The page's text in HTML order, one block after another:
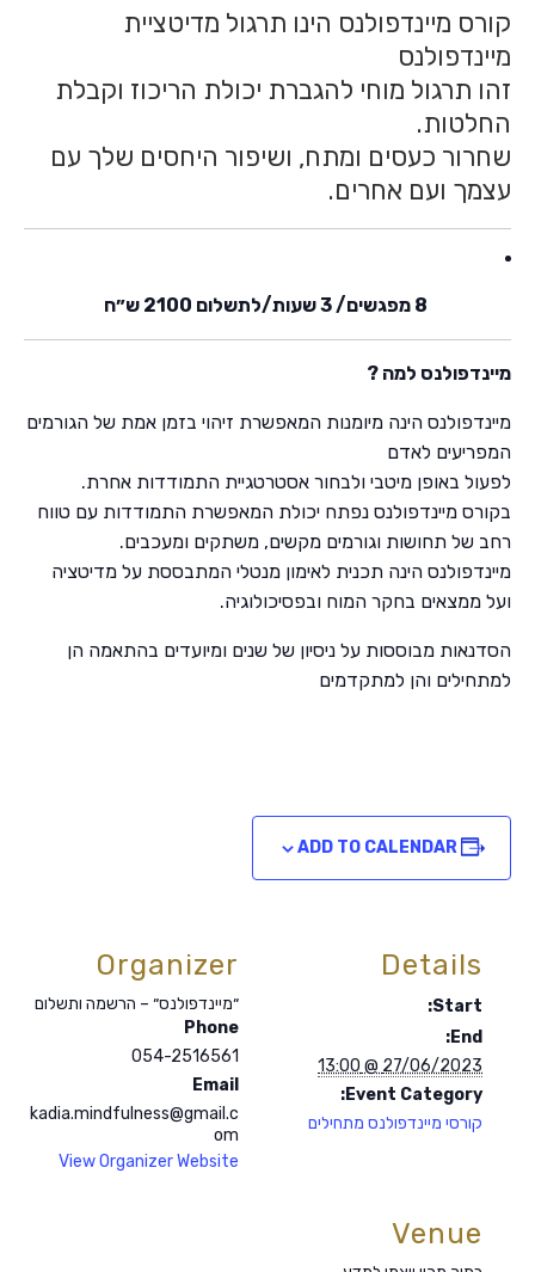
קורס מיינדפולנס הינו תרגול מדיטציית
מיינדפולנס
זהו תרגול מוחי להגברת יכולת הריכוז וקבלת
החלטות.
שחרור כעסים ומתח, ושיפור היחסים שלך עם
עצמך ועם אחרים.
מיינדפולנס למה ?
מיינדפולנס הינה מיומנות המאפשרת זיהוי בזמן אמת של הגורמים
המפריעים לאדם
לפעול באופן מיטבי ולבחור אסטרטגיית התמודדות אחרת.
בקורס מיינדפולנס נפתח יכולת המאפשרת התמודדות עם טווח
רחב של תחושות וגורמים מקשים, משתקים ומעכבים.
מיינדפולנס הינה תכנית לאימון מנטלי המתבססת על מדיטציה
ועל ממצאים בחקר המוח ובפסיכולוגיה.
הסדנאות מבוססות על ניסיון של שנים ומיועדים בהתאמה הן
למתחילים והן למתקדמים
ADD TO CALENDAR
Details
Start:
End:
27/06/2023 @ 13:00
Event Category:
קורסי מיינדפולנס מתחילים
Organizer
״מיינדפולנס״ – הרשמה ותשלום
Phone
054-2516561
Email
kadia.mindfulness@gmail.c
om
View Organizer Website
Venue